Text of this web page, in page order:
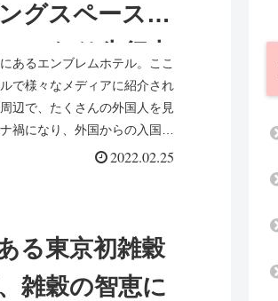
グスペースと
になり先行内
した
あるエンブレムホテル。ここ
で様々なメディアに紹介され
辺で、たくさんの外国人を見
禍になり、外国からの入国制
2022.02.25
る東京初雑穀
雑穀の智恵に